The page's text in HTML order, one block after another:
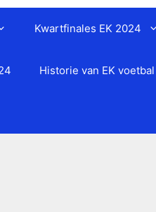
Kwartfinales EK 2024
Historie van EK voetbal